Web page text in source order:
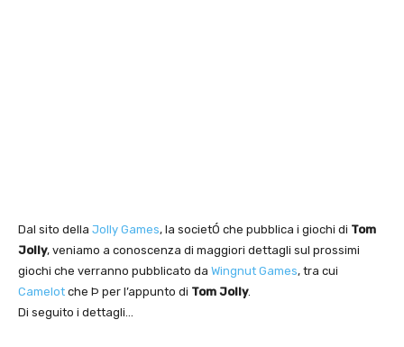
Dal sito della Jolly Games, la societÓ che pubblica i giochi di Tom
Jolly, veniamo a conoscenza di maggiori dettagli sul prossimi
giochi che verranno pubblicato da Wingnut Games, tra cui
Camelot che Þ per l’appunto di Tom Jolly.
Di seguito i dettagli…